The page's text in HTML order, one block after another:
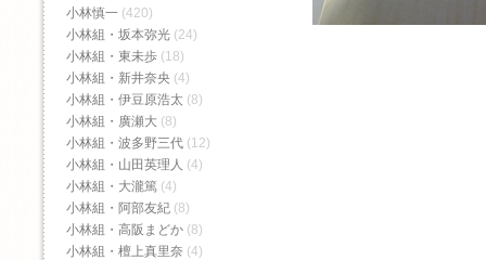
小林慎一 (420)
小林組・坂本弥光 (24)
小林組・東未歩 (18)
小林組・新井奈央 (4)
小林組・伊豆原浩太 (8)
小林組・廣瀬大 (8)
小林組・波多野三代 (12)
小林組・山田英理人 (4)
小林組・大瀧篤 (4)
小林組・阿部友紀 (8)
小林組・高阪まどか (8)
小林組・檀上真里奈 (4)